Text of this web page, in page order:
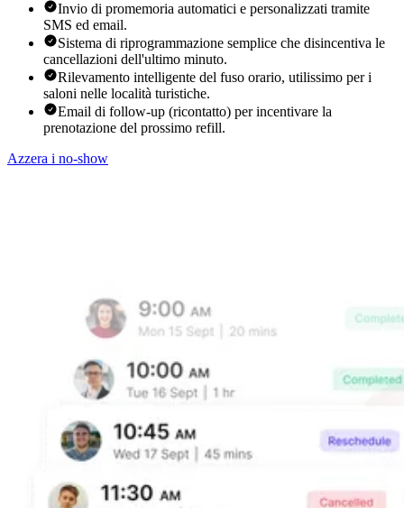
Invio di promemoria automatici e personalizzati tramite
SMS ed email.
Sistema di riprogrammazione semplice che disincentiva le
cancellazioni dell'ultimo minuto.
Rilevamento intelligente del fuso orario, utilissimo per i
saloni nelle località turistiche.
Email di follow-up (ricontatto) per incentivare la
prenotazione del prossimo refill.
Azzera i no-show